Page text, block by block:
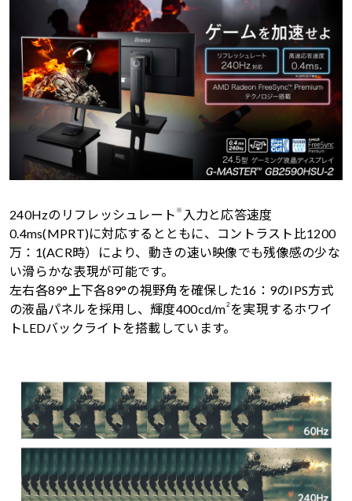
240Hzのリフレッシュレート ※ 入力と応答速度
0.4ms(MPRT)に対応するとともに、コントラスト比1200
万：1(ACR時）により、動きの速い映像でも残像感の少な
い滑らかな表現が可能です。
左右各89°上下各89°の視野角を確保した16：9のIPS方式
の液晶パネルを採用し、輝度400cd/m2 を実現するホワイ
トLEDバックライトを搭載しています。